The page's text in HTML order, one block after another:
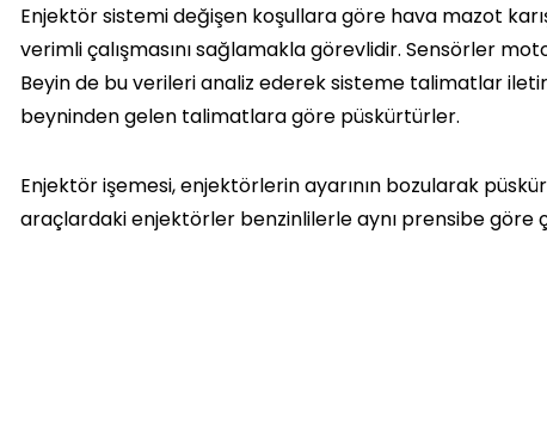
Enjektör sistemi değişen koşullara göre hava mazot
verimli çalışmasını sağlamakla görevlidir. Sensörler
Beyin de bu verileri analiz ederek sisteme talimatlar
beyninden gelen talimatlara göre püskürtürler.
Enjektör işemesi, enjektörlerin ayarının bozularak
araçlardaki enjektörler benzinlilerle aynı prensibe göre